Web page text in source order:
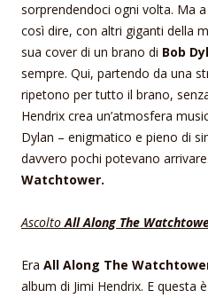
sorprendendoci ogni volta. Ma
così dire, con altri giganti della
sua cover di un brano di Bob
sempre. Qui, partendo da una
ripetono per tutto il brano,
Hendrix crea un’atmosfera
Dylan – enigmatico e pieno di
davvero pochi potevano arrivare.
Watchtower.
AscoltoAll Along The
Era All Along The
album di Jimi Hendrix. E questa